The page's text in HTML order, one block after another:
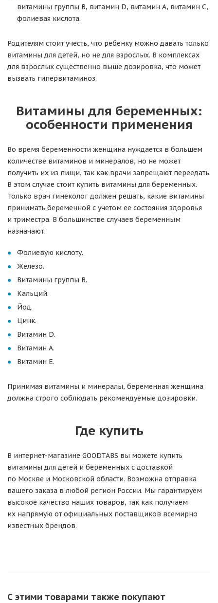
витамины группы B, витамин D, витамин A, витамин С,
фолиевая кислота.
Родителям стоит учесть, что ребенку можно давать только
витамины для детей, но не для взрослых. В комплексах
для взрослых существенно выше дозировка, что может
вызвать гипервитаминоз.
Витамины для беременных:
особенности применения
Во время беременности женщина нуждается в большем
количестве витаминов и минералов, но не может
получить их из пищи, так как врачи запрещают переедать.
В этом случае стоит купить витамины для беременных.
Только врач гинеколог должен решать, какие витамины
принимать беременной с учетом ее состояния здоровья
и триместра. В большинстве случаев беременным
назначают:
Фолиевую кислоту.
Железо.
Витамины группы B.
Кальций.
Йод.
Цинк.
Витамин D.
Витамин A.
Витамин E.
Принимая витамины и минералы, беременная женщина
должна строго соблюдать рекомендуемые дозировки.
Где купить
В интернет-магазине GOODTABS вы можете купить
витамины для детей и беременных с доставкой
по Москве и Московской области. Возможна отправка
вашего заказа в любой регион России. Мы гарантируем
высокое качество наших товаров, так как получаем
их напрямую от официальных поставщиков всемирно
известных брендов.
С этими товарами также покупают